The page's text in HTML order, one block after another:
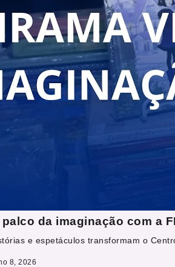
da imaginação com a
e espetáculos transformam o
8, 2026